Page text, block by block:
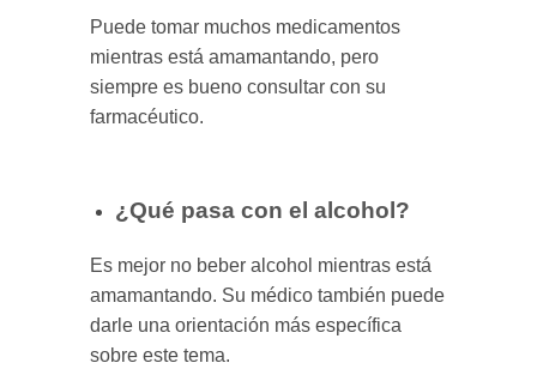
Puede tomar muchos medicamentos
mientras está amamantando, pero
siempre es bueno consultar con su
farmacéutico.
¿Qué pasa con el alcohol?
Es mejor no beber alcohol mientras está
amamantando. Su médico también puede
darle una orientación más específica
sobre este tema.